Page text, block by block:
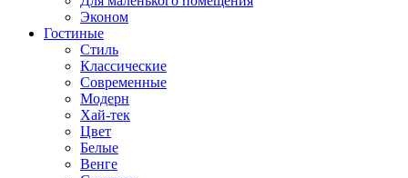
Эконом
Гостиные
Стиль
Классические
Современные
Модерн
Хай-тек
Цвет
Белые
Венге